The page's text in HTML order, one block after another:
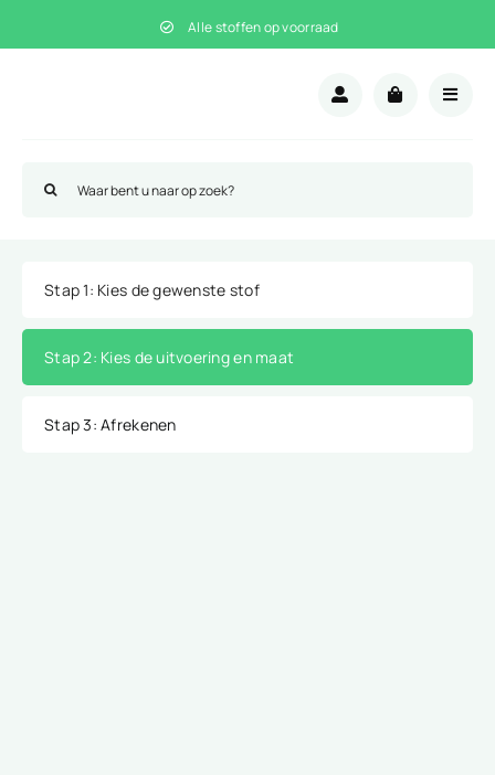
naar
Alle stoffen op voorraad
naar:
Stap 1: Kies de gewenste stof
Stap 2: Kies de uitvoering en maat
Stap 3: Afrekenen